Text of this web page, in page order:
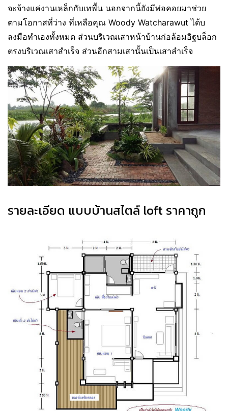
จะจ้างแค่งานเหล็กกับเทพื้น นอกจากนี้ยังมีพ่อคอยมาช่วย
ตามโอกาสที่ว่าง ที่เหลือคุณ ‎Woody Watcharawut ได้บ
ลงมือทำเองทั้งหมด ส่วนบริเวณเสาหน้าบ้านก่อล้อมอิฐบล็อก
ตรงบริเวณเสาสำเร็จ ส่วนอีกสามเสานั้นเป็นเสาสำเร็จ
รายละเอียด แบบบ้านสไตล์ loft ราคาถูก